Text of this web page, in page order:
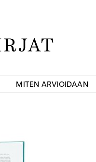
MITEN ARVIOIDAAN